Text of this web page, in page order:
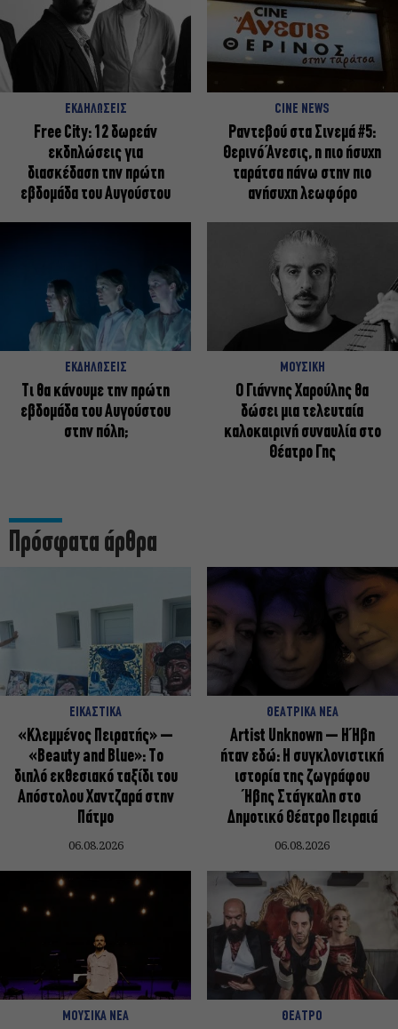
ΕΚΔΗΛΩΣΕΙΣ
Free City: 12 δωρεάν
εκδηλώσεις για
διασκέδαση την πρώτη
εβδομάδα του Αυγούστου
CINE NEWS
Ραντεβού στα Σινεμά #5:
Θερινό Άνεσις, η πιο ήσυχη
ταράτσα πάνω στην πιο
ανήσυχη λεωφόρο
ΕΚΔΗΛΩΣΕΙΣ
Τι θα κάνουμε την πρώτη
εβδομάδα του Αυγούστου
στην πόλη;
ΜΟΥΣΙΚΗ
Ο Γιάννης Χαρούλης θα
δώσει μια τελευταία
καλοκαιρινή συναυλία στο
Θέατρο Γης
Πρόσφατα άρθρα
ΕΙΚΑΣΤΙΚΑ
«Κλεμμένος Πειρατής» –
«Beauty and Blue»: Το
διπλό εκθεσιακό ταξίδι του
Απόστολου Χαντζαρά στην
Πάτμο
06.08.2026
ΘΕΑΤΡΙΚΑ ΝΕΑ
Artist Unknown – Η Ήβη
ήταν εδώ: Η συγκλονιστική
ιστορία της ζωγράφου
Ήβης Στάγκαλη στο
Δημοτικό Θέατρο Πειραιά
06.08.2026
ΜΟΥΣΙΚΑ ΝΕΑ ΘΕΑΤΡΟ